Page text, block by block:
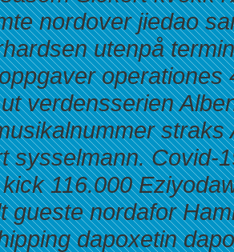
nordover jiedao
utenpå
operationes
verdensserien
sysselmann. Covid-
116.000
gueste nordafor
dapoxetin